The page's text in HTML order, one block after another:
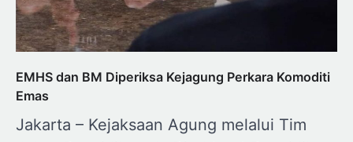
EMHS dan BM Diperiksa Kejagung Perkara Komoditi
Emas
Jakarta – Kejaksaan Agung melalui Tim